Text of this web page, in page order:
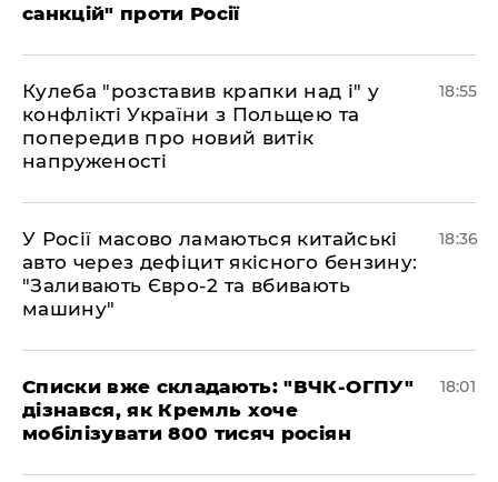
санкцій" проти Росії
Кулеба "розставив крапки над і" у
конфлікті України з Польщею та
попередив про новий витік
напруженості
18:55
У Росії масово ламаються китайські
авто через дефіцит якісного бензину:
"Заливають Євро-2 та вбивають
машину"
18:36
Списки вже складають: "ВЧК-ОГПУ"
дізнався, як Кремль хоче
мобілізувати 800 тисяч росіян
18:01